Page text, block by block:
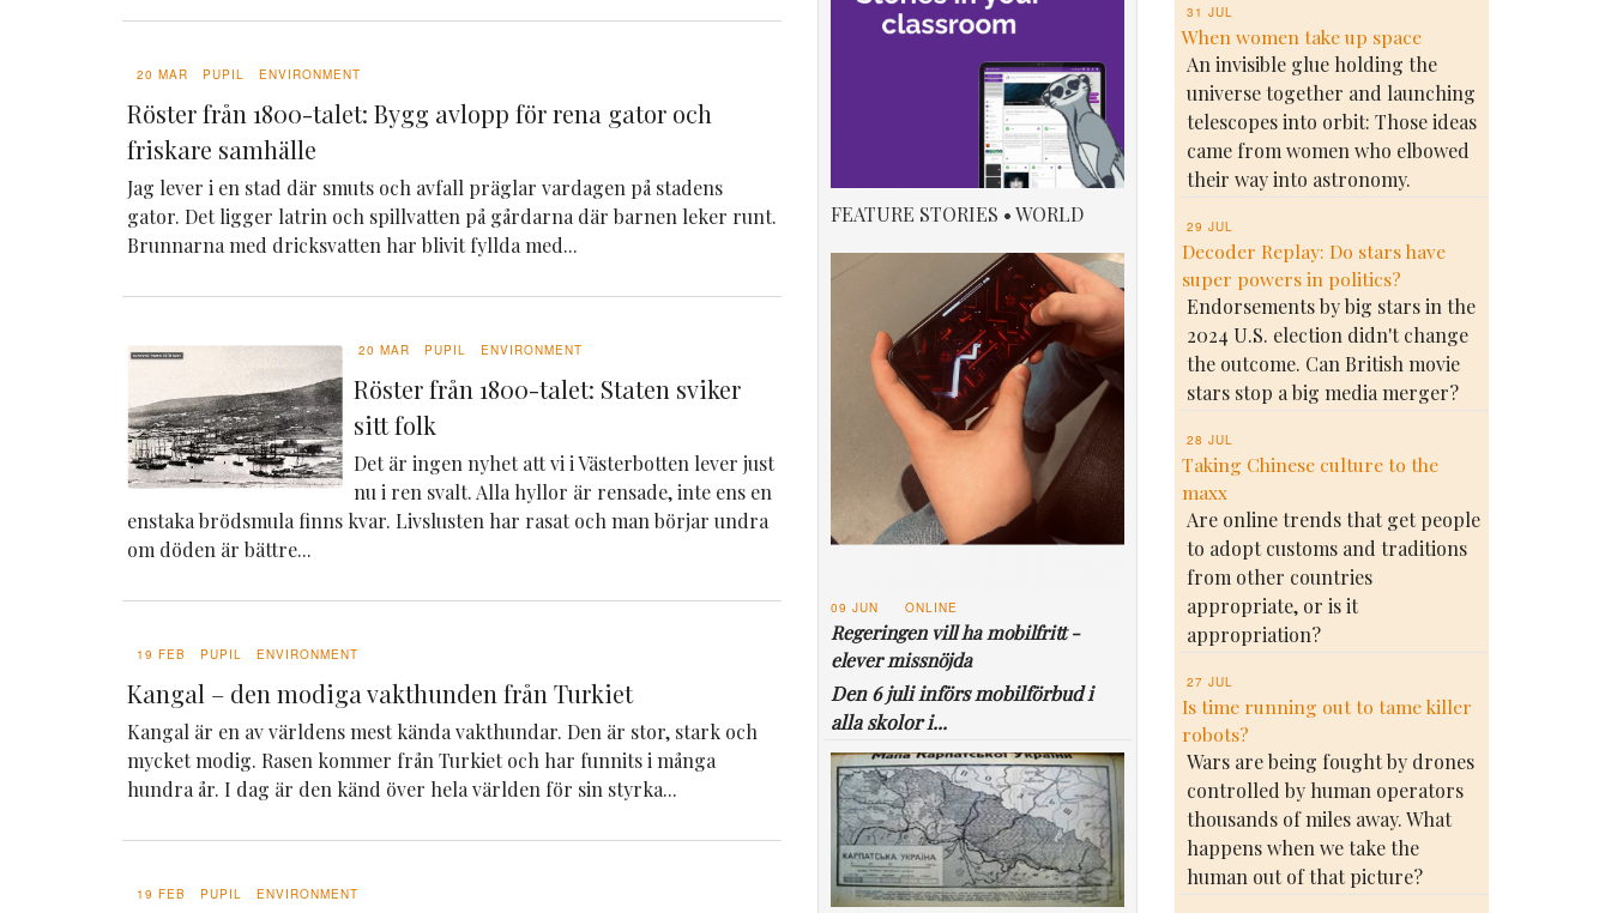
20 MAR PUPIL ENVIRONMENT
Röster från 1800-talet: Bygg avlopp för rena gator och
friskare samhälle
Jag lever i en stad där smuts och avfall präglar vardagen på stadens
gator. Det ligger latrin och spillvatten på gårdarna där barnen leker runt.
Brunnarna med dricksvatten har blivit fyllda med...
20 MAR PUPIL ENVIRONMENT
Röster från 1800-talet: Staten sviker
sitt folk
Det är ingen nyhet att vi i Västerbotten lever just
nu i ren svalt. Alla hyllor är rensade, inte ens en
enstaka brödsmula finns kvar. Livslusten har rasat och man börjar undra
om döden är bättre...
19 FEB PUPIL ENVIRONMENT
Kangal – den modiga vakthunden från Turkiet
Kangal är en av världens mest kända vakthundar. Den är stor, stark och
mycket modig. Rasen kommer från Turkiet och har funnits i många
hundra år. I dag är den känd över hela världen för sin styrka...
19 FEB PUPIL ENVIRONMENT
FEATURE STORIES • WORLD
09 JUN ONLINE
Regeringen vill ha mobilfritt -
elever missnöjda
Den 6 juli införs mobilförbud i
alla skolor i...
31 JUL
When women take up space
An invisible glue holding the
universe together and launching
telescopes into orbit: Those ideas
came from women who elbowed
their way into astronomy.
29 JUL
Decoder Replay: Do stars have
super powers in politics?
Endorsements by big stars in the
2024 U.S. election didn't change
the outcome. Can British movie
stars stop a big media merger?
28 JUL
Taking Chinese culture to the
maxx
Are online trends that get people
to adopt customs and traditions
from other countries
appropriate, or is it
appropriation?
27 JUL
Is time running out to tame killer
robots?
Wars are being fought by drones
controlled by human operators
thousands of miles away. What
happens when we take the
human out of that picture?